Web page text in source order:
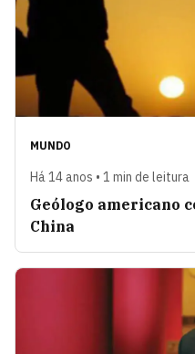
MUNDO
Há 14 anos • 1 min de leitura
Geólogo americano
China